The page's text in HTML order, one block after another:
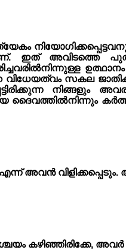
ഇത് അവിടത്തെ
സകല
നിങ്ങളും
ദൈവത്തിൽനിന്നും
അവൻ
കഴിഞ്ഞിരിക്കേ,